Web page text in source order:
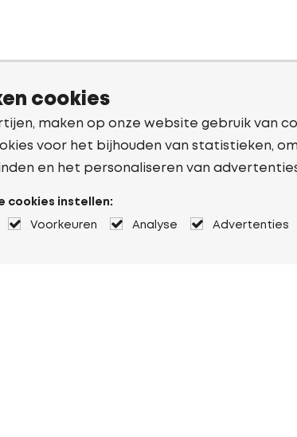
cookies
maken op onze website gebruik van
voor het bijhouden van statistieken,
en het personaliseren van
cookies instellen:
Voorkeuren Analyse Advertenties